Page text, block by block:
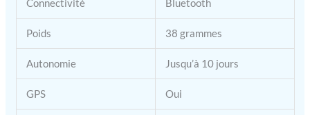
Connectivité Bluetooth
Poids 38 grammes
Autonomie Jusqu’à 10 jours
GPS Oui